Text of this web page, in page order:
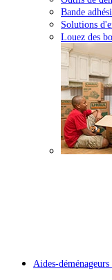
Bande
Solutions
Louez des
Aides-déménageurs